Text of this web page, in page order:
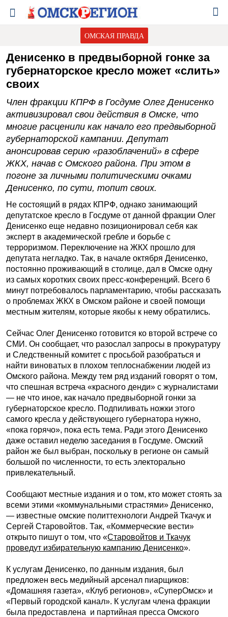
ОМСКАЯ ПРАВДА
Денисенко в предвыборной гонке за
губернаторское кресло может «слить»
своих
Член фракции КПРФ в Госдуме Олег Денисенко
активизировал свои действия в Омске, что
многие расценили как начало его предвыборной
губернаторской кампании. Депутат
анонсировав серию «разоблачений» в сфере
ЖКХ, начав с Омского района. При этом в
погоне за личными политическими очками
Денисенко, по сути, топит своих.
Не состоящий в рядах КПРФ, однако занимающий
депутатское кресло в Госдуме от данной фракции Олег
Денисенко еще недавно позиционировал себя как
эксперт в академической гребле и борьбе с
терроризмом. Переключение на ЖКХ прошло для
депутата негладко. Так, в начале октября Денисенко,
постоянно проживающий в столице, дал в Омске одну
из самых коротких своих пресс-конференций. Всего 6
минут потребовалось парламентарию, чтобы рассказать
о проблемах ЖКХ в Омском районе и своей помощи
местным жителям, которые якобы к нему обратились.
Сейчас Олег Денисенко готовится ко второй встрече со
СМИ. Он сообщает, что разослал запросы в прокуратуру
и Следственный комитет с просьбой разобраться и
найти виноватых в плохом теплоснабжении людей из
Омского района. Между тем ряд изданий говорят о том,
что спешная встреча «красного денди» с журналистами
— не что иное, как начало предвыборной гонки за
губернаторское кресло. Подпиливать ножки этого
самого кресла у действующего губернатора нужно,
«пока горячо», пока есть тема. Ради этого Денисенко
даже оставил неделю заседания в Госдуме. Омский
район же был выбран, поскольку в регионе он самый
большой по численности, то есть электорально
привлекательный.
Сообщают местные издания и о том, кто может стоять за
всеми этими «коммунальными страстями» Денисенко,
— известные омские политтехнологи Андрей Ткачук и
Сергей Старовойтов. Так, «Коммерческие вести»
открыто пишут о том, что «Старовойтов и Ткачук
проведут избирательную кампанию Денисенко».
К услугам Денисенко, по данным издания, был
предложен весь медийный арсенал пиарщиков:
«Домашняя газета», «Клуб регионов», «СуперОмск» и
«Первый городской канал». К услугам члена фракции
была предоставлена и партийная пресса Омского